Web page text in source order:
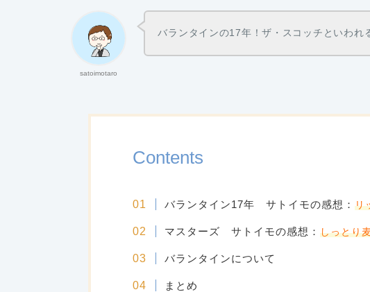
satoimotaro
バランタインの17年！ザ・スコッチといわれ
Contents
バランタイン17年 サトイモの感想： リ
マスターズ サトイモの感想： しっとり
バランタインについて
まとめ